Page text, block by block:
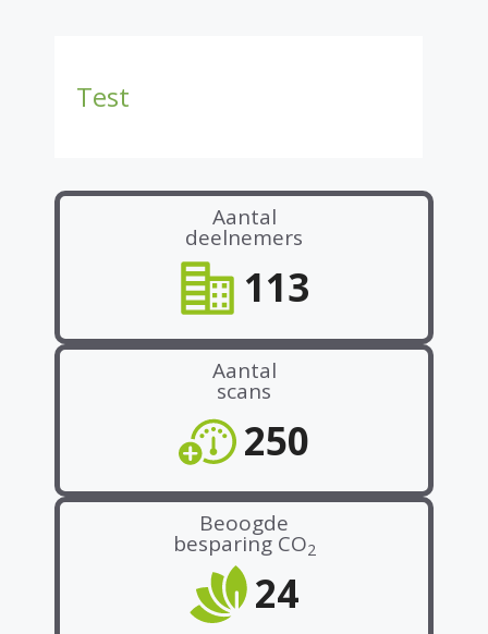
Test
Aantal
deelnemers
113
Aantal
scans
250
Beoogde
besparing CO2
24